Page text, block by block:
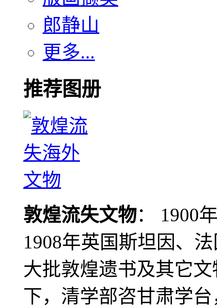
郎静山
更多...
推荐图册
敦煌流失文物： 1900
1908年英国斯坦因、
大批敦煌遗书及其它
下，清学部咨甘肃学